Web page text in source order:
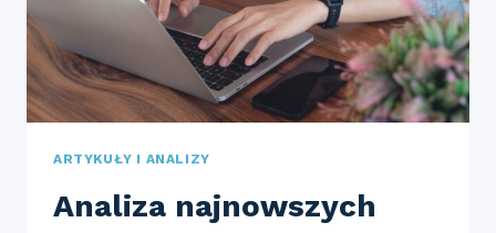
ARTYKUŁY I ANALIZY
Analiza najnowszych